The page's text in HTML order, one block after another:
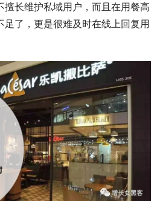
擅长维护私域用户，而且在用餐高
足了，更是很难及时在线上回复用